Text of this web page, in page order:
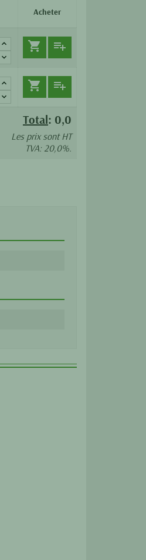
Acheter
 
 
Total: 0,0
Les prix sont HT
TVA: 20,0%.